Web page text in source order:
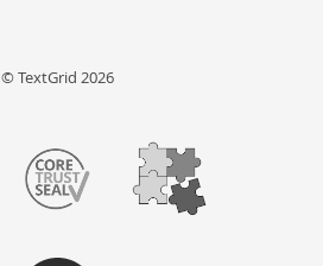
© TextGrid 2026